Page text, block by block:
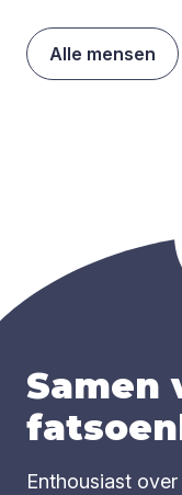
Alle mensen
Samen
Enthousiast